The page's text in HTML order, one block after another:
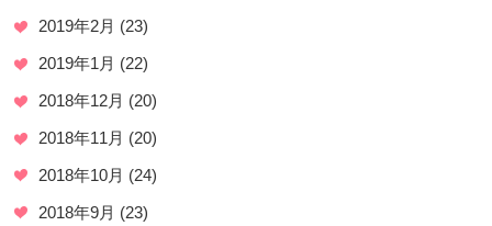
2019年2月 (23)
2019年1月 (22)
2018年12月 (20)
2018年11月 (20)
2018年10月 (24)
2018年9月 (23)